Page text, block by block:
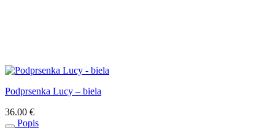
Podprsenka Lucy – biela
36.00 €
Popis